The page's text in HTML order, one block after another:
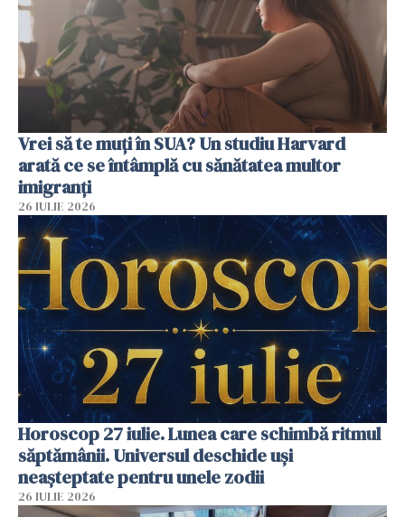
Vrei să te muți în SUA? Un studiu Harvard
arată ce se întâmplă cu sănătatea multor
imigranți
26 IULIE 2026
Horoscop 27 iulie. Lunea care schimbă ritmul
săptămânii. Universul deschide uși
neașteptate pentru unele zodii
26 IULIE 2026